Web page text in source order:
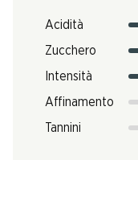
Acidità
Zucchero
Intensità
Affinamento
Tannini